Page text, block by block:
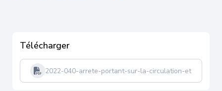
Télécharger
2022-040-arrete-portant-sur-la-circulation-et-